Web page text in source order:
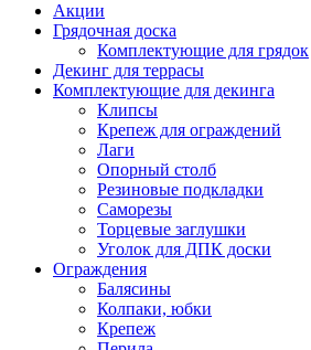
Акции
Грядочная доска
Комплектующие для грядок
Декинг для террасы
Комплектующие для декинга
Клипсы
Крепеж для ограждений
Лаги
Опорный столб
Резиновые подкладки
Саморезы
Торцевые заглушки
Уголок для ДПК доски
Ограждения
Балясины
Колпаки, юбки
Крепеж